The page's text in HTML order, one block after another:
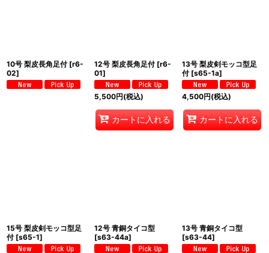
10号 梨皮長角足付 [r6-
02]
12号 梨皮長角足付 [r6-
01]
5,500円(税込)
カートに入れる
13号 梨皮剣モッコ型足
付 [s65-1a]
4,500円(税込)
カートに入れる
15号 梨皮剣モッコ型足
付 [s65-1]
12号 青銅タイコ型
[s63-44a]
13号 青銅タイコ型
[s63-44]